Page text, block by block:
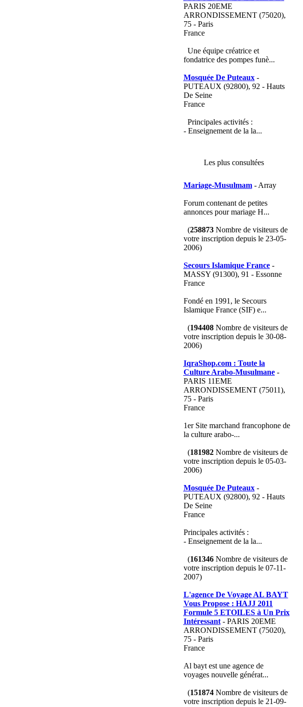
PARIS 20EME
ARRONDISSEMENT (75020),
75 - Paris
France
Une équipe créatrice et
fondatrice des pompes funè...
Mosquée De Puteaux-
PUTEAUX (92800), 92 - Hauts
De Seine
France
Principales activités :
- Enseignement de la la...
Les plus consultées
Mariage-Musulmam- Array
Forum contenant de petites
annonces pour mariage H...
(258873Nombre de visiteurs de
votre inscription depuis le 23-05-
2006)
Secours Islamique France-
MASSY (91300), 91 - Essonne
France
Fondé en 1991, le Secours
Islamique France (SIF) e...
(194408Nombre de visiteurs de
votre inscription depuis le 30-08-
2006)
IqraShop.com : Toute la
Culture Arabo-Musulmane-
PARIS 11EME
ARRONDISSEMENT (75011),
75 - Paris
France
1er Site marchand francophone de
la culture arabo-...
(181982Nombre de visiteurs de
votre inscription depuis le 05-03-
2006)
Mosquée De Puteaux-
PUTEAUX (92800), 92 - Hauts
De Seine
France
Principales activités :
- Enseignement de la la...
(161346Nombre de visiteurs de
votre inscription depuis le 07-11-
2007)
L'agence De Voyage AL BAYT
Vous Propose : HAJJ 2011
Formule 5 ETOILES à Un Prix
Intéressant- PARIS 20EME
ARRONDISSEMENT (75020),
75 - Paris
France
Al bayt est une agence de
voyages nouvelle générat...
(151874Nombre de visiteurs de
votre inscription depuis le 21-09-